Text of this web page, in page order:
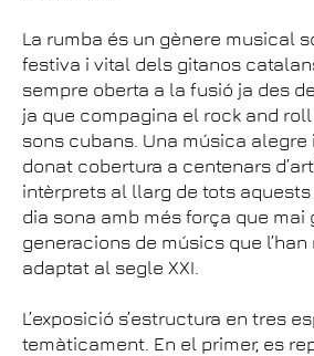
La rumba és un gènere musical
festiva i vital dels gitanos
sempre oberta a la fusió ja des
ja que compagina el rock and
sons cubans. Una música alegre
donat cobertura a centenars
intèrprets al llarg de tots aquests
dia sona amb més força que mai
generacions de músics que
adaptat al segle XXI.
L’exposició s’estructura en tres
temàticament. En el primer, es